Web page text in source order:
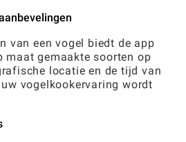
van een vogel biedt de app
maat gemaakte soorten op
locatie en de tijd van
vogelkookervaring wordt